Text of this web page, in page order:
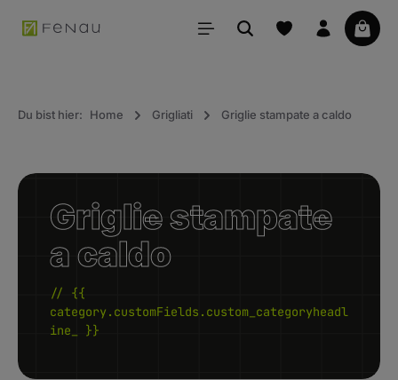
principale Il
Du bist hier: Home Grigliati Griglie stampate a caldo
Griglie stampate
a caldo
// {{
category.customFields.custom_categoryheadl
ine_ }}